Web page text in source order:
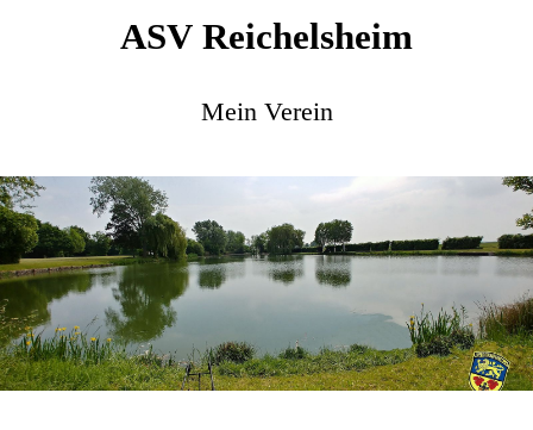
ASV Reichelsheim
Mein Verein